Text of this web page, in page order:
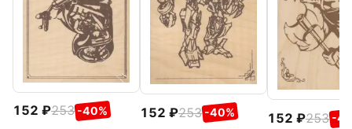
152 253 -40% 152 253 -40% 152 253 -